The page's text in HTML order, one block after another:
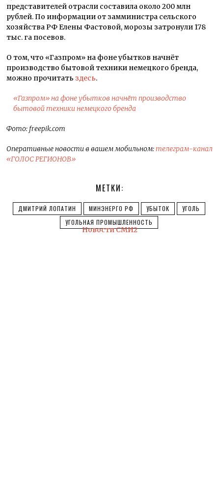
представителей отрасли составила около 200 млн
рублей. По информации от замминистра сельского
хозяйства РФ Елены Фастовой, морозы затронули 178
тыс. га посевов.
О том, что «Газпром» на фоне убытков начнёт
производство бытовой техники немецкого бренда,
можно прочитать здесь.
«Газпром» на фоне убытков начнёт производство
бытовой техники немецкого бренда
Фото: freepik.com
Оперативные новости в вашем мобильном:телеграм-канал
«ГОЛОС РЕГИОНОВ»
МЕТКИ:
ДМИТРИЙ ЛОПАТИН МИНЭНЕРГО РФ УБЫТОК
УГОЛЬ
УГОЛЬНАЯ ПРОМЫШЛЕННОСТЬ
Новости СМИ2